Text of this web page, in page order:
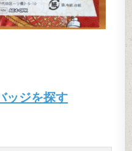
ッジを探す